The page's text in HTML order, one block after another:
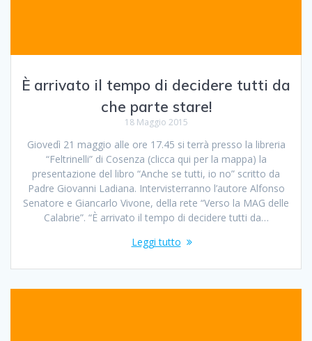
È arrivato il tempo di decidere tutti da
che parte stare!
18 Maggio 2015
Giovedì 21 maggio alle ore 17.45 si terrà presso la libreria
“Feltrinelli” di Cosenza (clicca qui per la mappa) la
presentazione del libro “Anche se tutti, io no” scritto da
Padre Giovanni Ladiana. Intervisterranno l’autore Alfonso
Senatore e Giancarlo Vivone, della rete “Verso la MAG delle
Calabrie”. “È arrivato il tempo di decidere tutti da…
Leggi tutto